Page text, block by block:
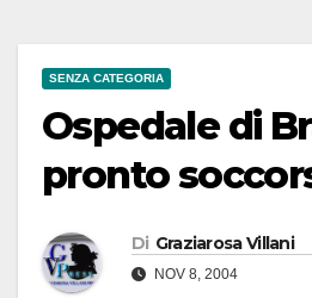
SENZA CATEGORIA
Ospedale di
pronto
Di Graziarosa Villani
NOV 8, 2004